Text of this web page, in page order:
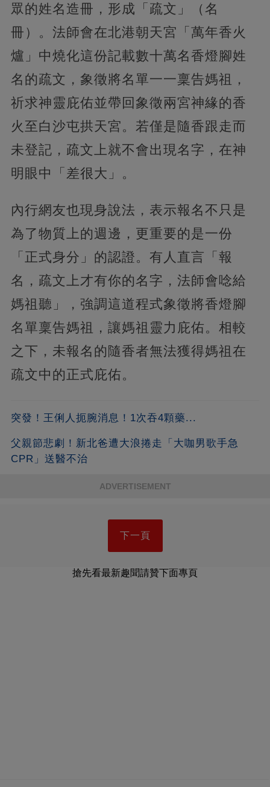
眾的姓名造冊，形成「疏文」（名
冊）。法師會在北港朝天宮「萬年香火
爐」中燒化這份記載數十萬名香燈腳姓
名的疏文，象徵將名單一一稟告媽祖，
祈求神靈庇佑並帶回象徵兩宮神緣的香
火至白沙屯拱天宮。若僅是隨香跟走而
未登記，疏文上就不會出現名字，在神
明眼中「差很大」。
內行網友也現身說法，表示報名不只是
為了物質上的週邊，更重要的是一份
「正式身分」的認證。有人直言「報
名，疏文上才有你的名字，法師會唸給
媽祖聽」，強調這道程式象徵將香燈腳
名單稟告媽祖，讓媽祖靈力庇佑。相較
之下，未報名的隨香者無法獲得媽祖在
疏文中的正式庇佑。
突發！王俐人扼腕消息！1次吞4顆藥...
父親節悲劇！新北爸遭大浪捲走「大咖男歌手急
CPR」送醫不治
ADVERTISEMENT
下一頁
搶先看最新趣聞請贊下面專頁